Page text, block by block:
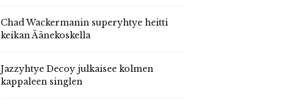
Chad Wackermanin superyhtye heitti
keikan Äänekoskella
Jazzyhtye Decoy julkaisee kolmen
kappaleen singlen